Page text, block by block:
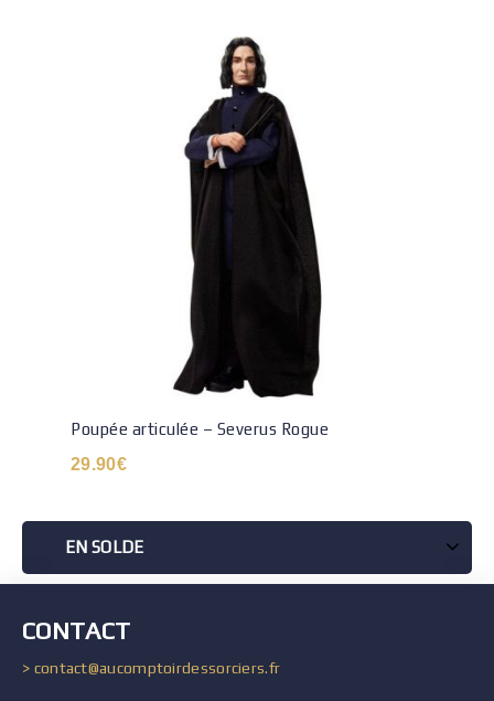
Poupée articulée – Severus Rogue
29.90€
EN SOLDE
CONTACT
> contact@aucomptoirdessorciers.fr